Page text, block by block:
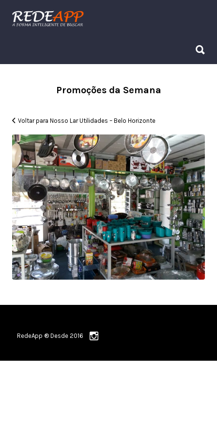
Procurar:
Promoções da Semana
Voltar para Nosso Lar Utilidades – Belo Horizonte
RedeApp ® Desde 2016